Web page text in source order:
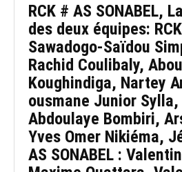
RCK # AS SONABEL,
des deux équipes:
Sawadogo-Saïdou
Rachid Coulibaly,
Koughindiga, Nartey
ousmane Junior
Abdoulaye Bombiri,
Yves Omer Nikiéma,
AS SONABEL :